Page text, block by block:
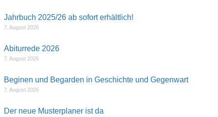
Jahrbuch 2025/26 ab sofort erhältlich!
7. August 2026
Abiturrede 2026
7. August 2026
Beginen und Begarden in Geschichte und Gegenwart
7. August 2026
Der neue Musterplaner ist da